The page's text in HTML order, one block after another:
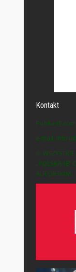
Kontakt
Polska-IE.com
e-mail: info
©
„POLSKA-IE”
AUTORSKIM.